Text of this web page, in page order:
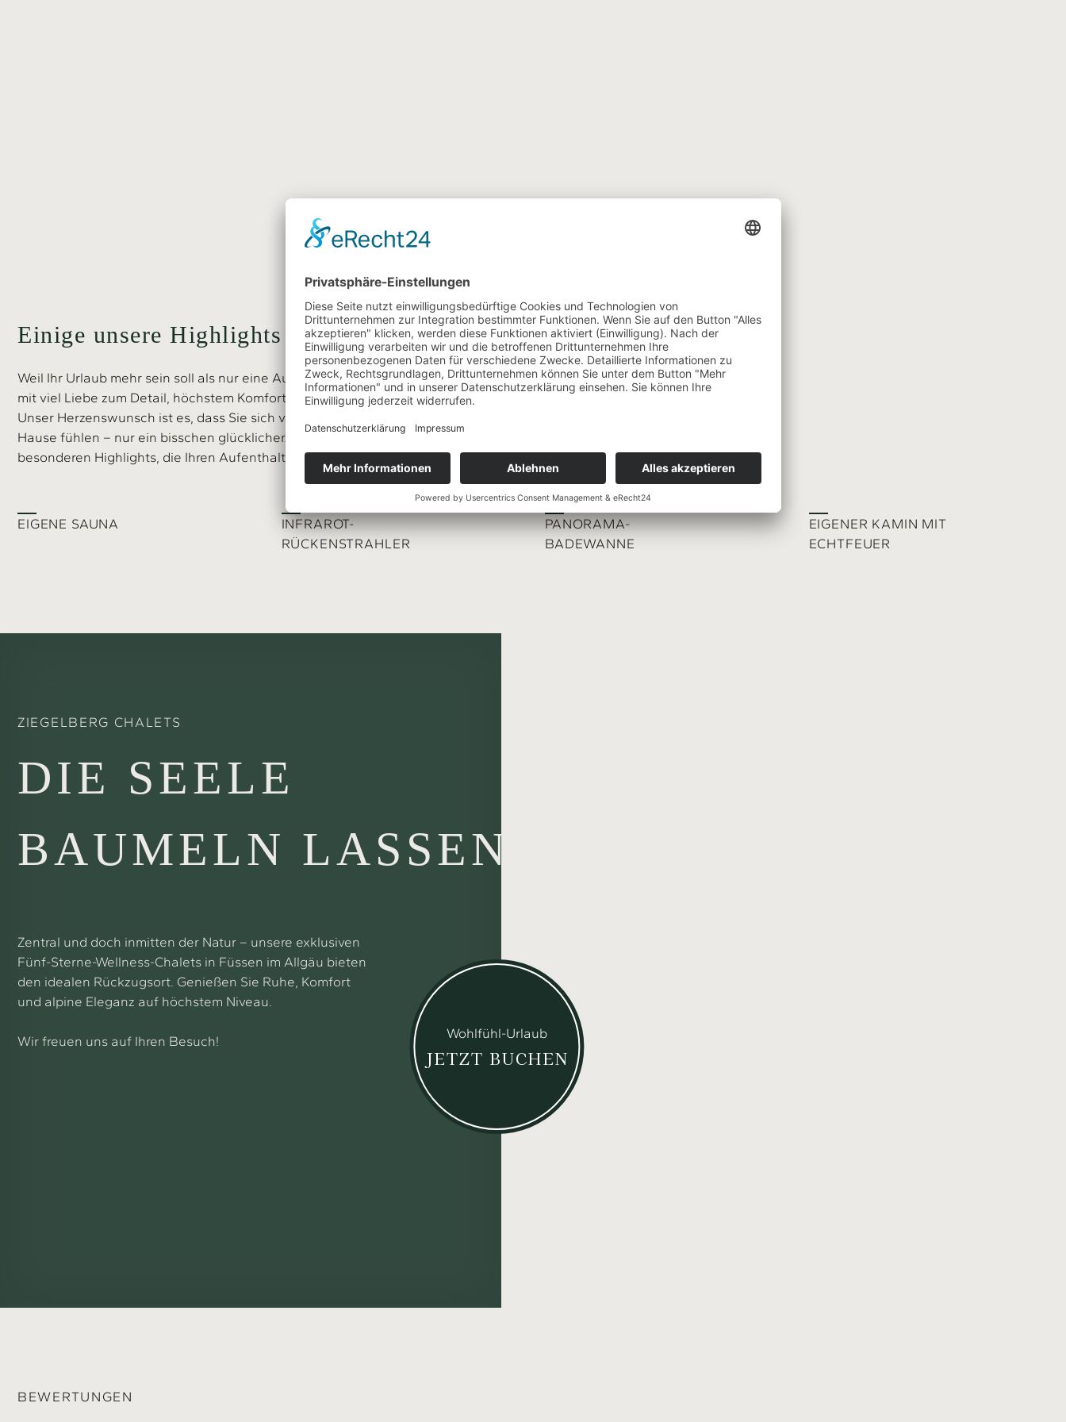
Einige unsere Highlights
Weil Ihr Urlaub mehr sein soll als nur eine Auszeit, haben wir unsere Chalets
mit viel Liebe zum Detail, höchstem Komfort und bester Qualität ausgestattet.
Unser Herzenswunsch ist es, dass Sie sich vom ersten Moment an wie zu
Hause fühlen – nur ein bisschen glücklicher. Werfen Sie einen Blick auf die
besonderen Highlights, die Ihren Aufenthalt unvergesslich machen.
EIGENE SAUNA
INFRAROT-
RÜCKENSTRAHLER
PANORAMA-
BADEWANNE
EIGENER KAMIN MIT
ECHTFEUER
ZIEGELBERG CHALETS
DIE SEELE
BAUMELN LASSEN
Zentral und doch inmitten der Natur – unsere exklusiven
Fünf-Sterne-Wellness-Chalets in Füssen im Allgäu bieten
den idealen Rückzugsort. Genießen Sie Ruhe, Komfort
und alpine Eleganz auf höchstem Niveau.
Wir freuen uns auf Ihren Besuch! Wohlfühl-Urlaub
JETZT BUCHEN
BEWERTUNGEN